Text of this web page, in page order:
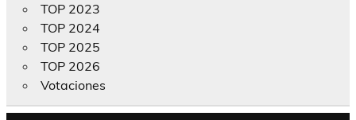
TOP 2023
TOP 2024
TOP 2025
TOP 2026
Votaciones